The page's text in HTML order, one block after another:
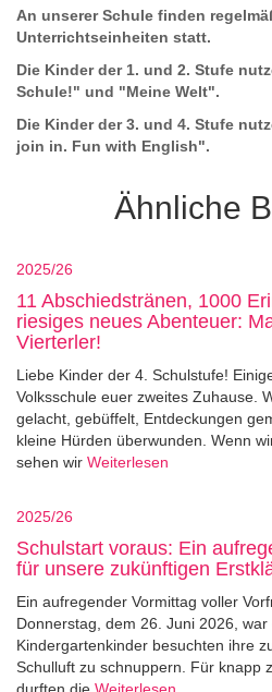
An unserer Schule finden
Unterrichtseinheiten statt.
Die Kinder der 1. und 2. Stufe
Schule!" und "Meine Welt".
Die Kinder der 3. und 4. Stufe
join in. Fun with English".
Ähnliche
2025/26
11 Abschiedstränen, 1000
riesiges neues Abenteuer:
Vierterler!
Liebe Kinder der 4. Schulstufe!
Volksschule euer zweites Zuhause.
gelacht, gebüffelt, Entdeckungen
kleine Hürden überwunden. Wenn
sehen wir Weiterlesen
2025/26
Schulstart voraus: Ein
für unsere zukünftigen
Ein aufregender Vormittag voller
Donnerstag, dem 26. Juni 2026,
Kindergartenkinder besuchten ihre
Schulluft zu schnuppern. Für knapp